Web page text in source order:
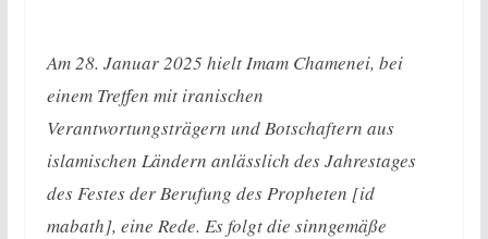
Am 28. Januar 2025 hielt Imam Chamenei, bei
einem Treffen mit iranischen
Verantwortungsträgern und Botschaftern aus
islamischen Ländern anlässlich des Jahrestages
des Festes der Berufung des Propheten [id
mabath], eine Rede. Es folgt die sinngemäße